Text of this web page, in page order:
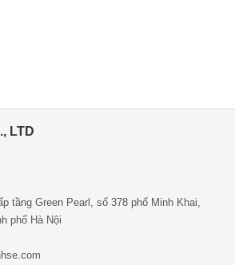
LTD
tầng Green Pearl, số 378 phố Minh Khai,
phố Hà Nội